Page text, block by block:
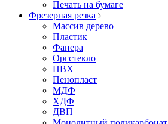
Печать на бумаге
Фрезерная резка
Массив дерево
Пластик
Фанера
Оргстекло
ПВХ
Пенопласт
МДФ
ХДФ
ДВП